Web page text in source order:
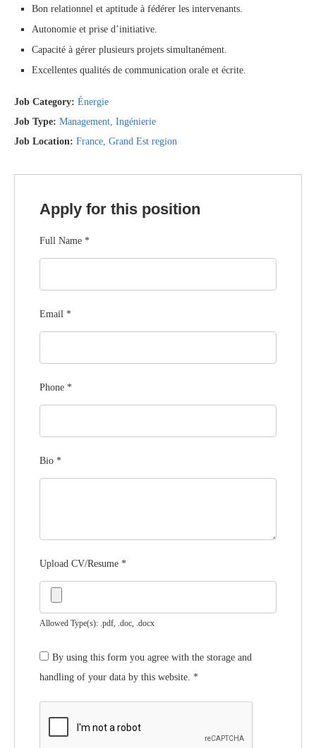
Bon relationnel et aptitude à fédérer les intervenants.
Autonomie et prise d’initiative.
Capacité à gérer plusieurs projets simultanément.
Excellentes qualités de communication orale et écrite.
Job Category: Énergie
Job Type: Management Ingénierie
Job Location: France Grand Est region
Apply for this position
Full Name *
Email *
Phone *
Bio *
Upload CV/Resume *
Allowed Type(s): .pdf, .doc, .docx
By using this form you agree with the storage and
handling of your data by this website. *